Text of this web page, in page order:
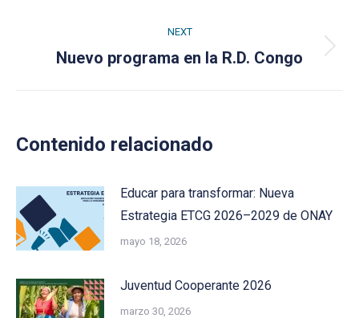
NEXT
Next
Nuevo programa en la R.D. Congo
Contenido relacionado
Educar para transformar: Nueva
Estrategia ETCG 2026–2029 de ONAY
mayo 18, 2026
Juventud Cooperante 2026
marzo 30, 2026